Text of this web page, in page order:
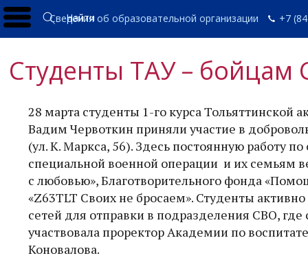
Найти
Сведения об образовательной организации +7
Студенты ТАУ – бойцам
28 марта студенты 1-го курса
Вадим Червоткин приняли участие в
(ул. К. Маркса, 56). Здесь постоянную работу
специальной военной операции и их семьям
с любовью», Благотворительного фонда
«Z63TLT Своих не бросаем». Студенты
сетей для отправки в подразделения СВО,
участвовала проректор Академии по
Коновалова.